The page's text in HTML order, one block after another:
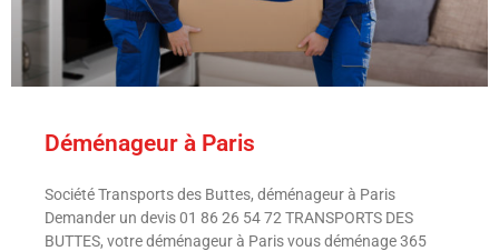
Déménageur à Paris
Société Transports des Buttes, déménageur à Paris
Demander un devis 01 86 26 54 72 TRANSPORTS DES
BUTTES, votre déménageur à Paris vous déménage 365